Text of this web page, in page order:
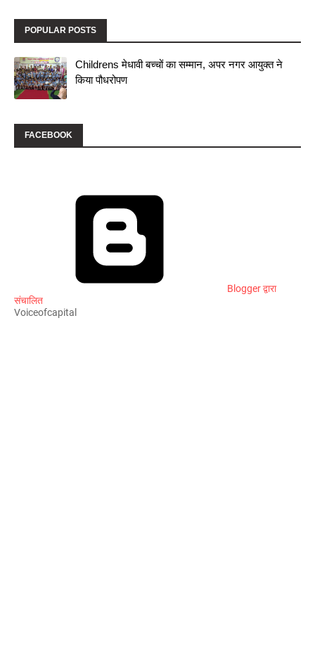
POPULAR POSTS
Childrens मेधावी बच्चों का सम्मान, अपर नगर आयुक्त ने
किया पौधरोपण
FACEBOOK
Blogger द्वारा
संचालित
Voiceofcapital